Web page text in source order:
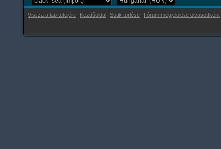
Vissza a lap tetejére Kezdőoldal Sütik törlése Fórum megjelölése olvasottként